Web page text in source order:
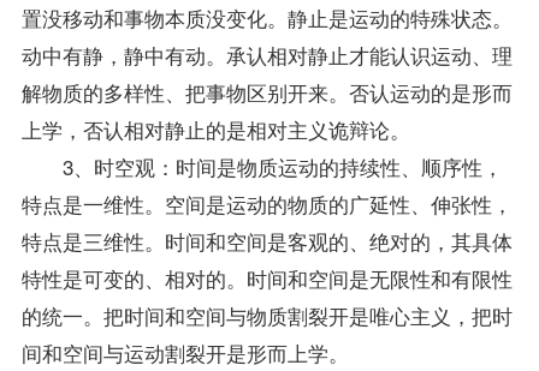
置没移动和事物本质没变化。静止是运动的特殊状态。
动中有静，静中有动。承认相对静止才能认识运动、理
解物质的多样性、把事物区别开来。否认运动的是形而
上学，否认相对静止的是相对主义诡辩论。
3、时空观：时间是物质运动的持续性、顺序性，
特点是一维性。空间是运动的物质的广延性、伸张性，
特点是三维性。时间和空间是客观的、绝对的，其具体
特性是可变的、相对的。时间和空间是无限性和有限性
的统一。把时间和空间与物质割裂开是唯心主义，把时
间和空间与运动割裂开是形而上学。